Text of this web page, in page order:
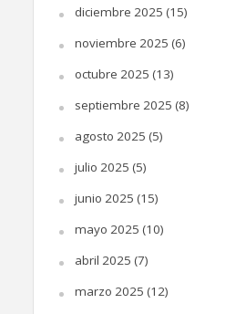
diciembre 2025 (15)
noviembre 2025 (6)
octubre 2025 (13)
septiembre 2025 (8)
agosto 2025 (5)
julio 2025 (5)
junio 2025 (15)
mayo 2025 (10)
abril 2025 (7)
marzo 2025 (12)